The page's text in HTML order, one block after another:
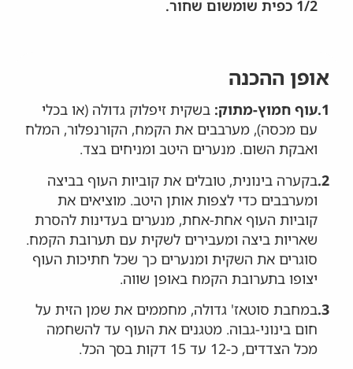
1/2 כפית שומשום שחור.
אופן ההכנה
1. עוף חמוץ-מתוק: בשקית זיפלוק גדולה (או בכלי
עם מכסה), מערבבים את הקמח, הקורנפלור, המלח
ואבקת השום. מנערים היטב ומניחים בצד.
2. בקערה בינונית, טובלים את קוביות העוף בביצה
ומערבבים כדי לצפות אותן היטב. מוציאים את
קוביות העוף אחת-אחת, מנערים בעדינות להסרת
שאריות ביצה ומעבירים לשקית עם תערובת הקמח.
סוגרים את השקית ומנערים כך שכל חתיכות העוף
יצופו בתערובת הקמח באופן שווה.
3. במחבת סוטאז' גדולה, מחממים את שמן הזית על
חום בינוני-גבוה. מטגנים את העוף עד להשחמה
מכל הצדדים, כ-12 עד 15 דקות בסך הכל.